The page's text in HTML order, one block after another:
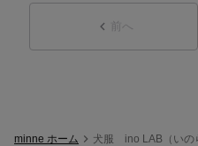
前へ
minne ホーム 犬服 ino LAB（いの